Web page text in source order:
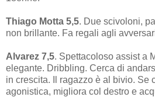
Thiago Motta 5,5. Due scivoloni,
non brillante. Fa regali agli
Alvarez 7,5. Spettacoloso assist a
elegante. Dribbling. Cerca di
in crescita. Il ragazzo è al bivio. Se
agonistica, migliora col destro e